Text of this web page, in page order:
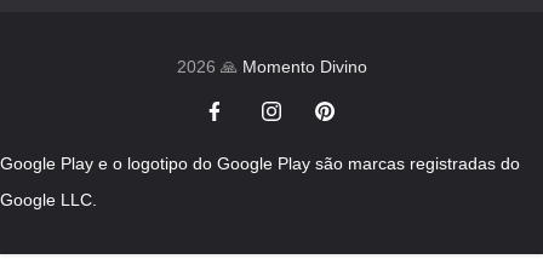
2026 🙏 Momento Divino
Google Play e o logotipo do Google Play são marcas registradas do
Google LLC.